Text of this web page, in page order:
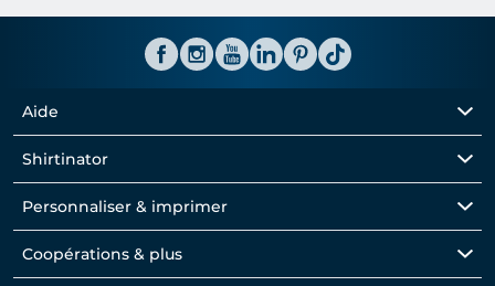
Aide
Shirtinator
Personnaliser & imprimer
Coopérations & plus